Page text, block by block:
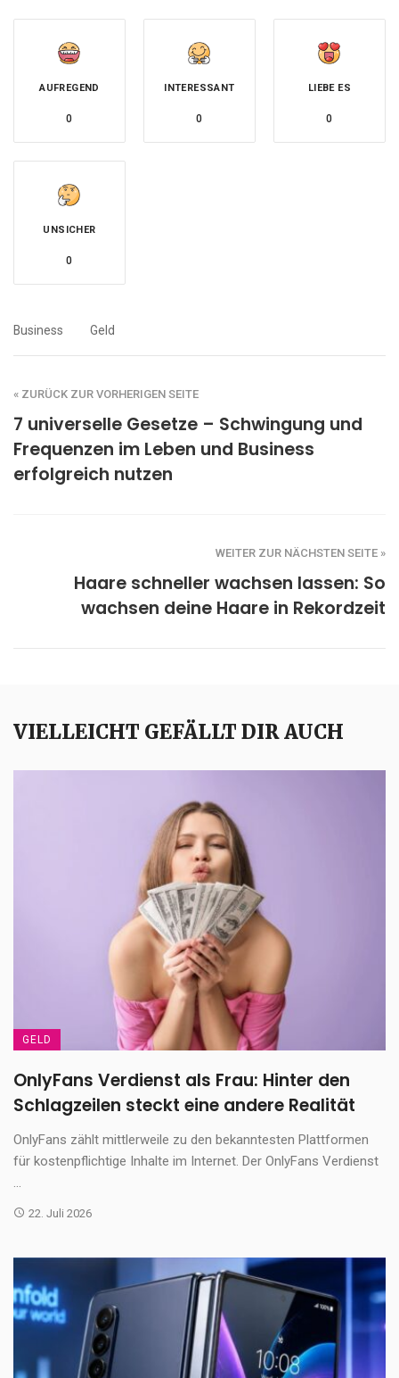
AUFREGEND
0
INTERESSANT
0
LIEBE ES
0
UNSICHER
0
Business Geld
« ZURÜCK ZUR VORHERIGEN SEITE
7 universelle Gesetze – Schwingung und
Frequenzen im Leben und Business
erfolgreich nutzen
WEITER ZUR NÄCHSTEN SEITE »
Haare schneller wachsen lassen: So
wachsen deine Haare in Rekordzeit
VIELLEICHT GEFÄLLT DIR AUCH
GELD
OnlyFans Verdienst als Frau: Hinter den
Schlagzeilen steckt eine andere Realität
OnlyFans zählt mittlerweile zu den bekanntesten Plattformen
für kostenpflichtige Inhalte im Internet. Der OnlyFans Verdienst
22. Juli 2026